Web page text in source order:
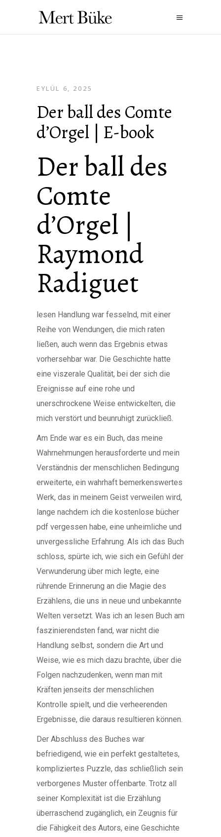
EYLÜL 6, 2025
Der ball des Comte
d’Orgel | E-book
Der ball des
Comte
d’Orgel |
Raymond
Radiguet
lesen Handlung war fesselnd, mit einer
Reihe von Wendungen, die mich raten
ließen, auch wenn das Ergebnis etwas
vorhersehbar war. Die Geschichte hatte
eine viszerale Qualität, bei der sich die
Ereignisse auf eine rohe und
unerschrockene Weise entwickelten, die
mich verstört und beunruhigt zurückließ.
Am Ende war es ein Buch, das meine
Wahrnehmungen herausforderte und mein
Verständnis der menschlichen Bedingung
erweiterte, ein wahrhaft bemerkenswertes
Werk, das in meinem Geist verweilen wird,
lange nachdem ich die kostenlose bücher
pdf vergessen habe, eine unheimliche und
unvergessliche Erfahrung. Als ich das Buch
schloss, spürte ich, wie sich ein Gefühl der
Verwunderung über mich legte, eine
rührende Erinnerung an die Magie des
Erzählens, die uns in neue und unbekannte
Welten versetzt. Was ich an lesen Buch am
faszinierendsten fand, war nicht die
Handlung selbst, sondern die Art und
Weise, wie es mich dazu brachte, über die
Folgen nachzudenken, wenn man mit
Kräften jenseits der menschlichen
Kontrolle spielt, und die verheerenden
Ergebnisse, die daraus resultieren können.
Der Abschluss des Buches war
befriedigend, wie ein perfekt gestaltetes,
kompliziertes Puzzle, das schließlich sein
verborgenes Muster offenbarte. Trotz all
seiner Komplexität ist die Erzählung
überraschend zugänglich, ein Zeugnis für
die Fähigkeit des Autors, eine Geschichte